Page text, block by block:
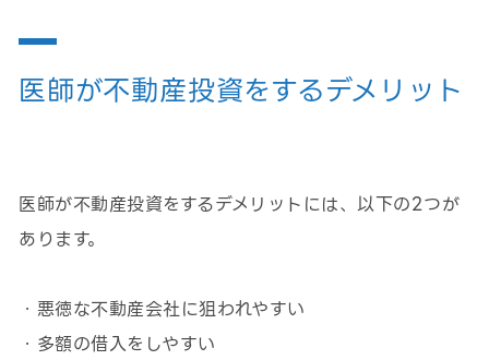
医師が不動産投資をするデメリット
医師が不動産投資をするデメリットには、以下の2つが
あります。
・悪徳な不動産会社に狙われやすい
・多額の借入をしやすい